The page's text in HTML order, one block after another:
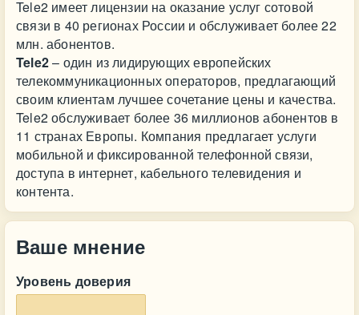
Tele2 имеет лицензии на оказание услуг сотовой
связи в 40 регионах России и обслуживает более 22
млн. абонентов.
Tele2– один из лидирующих европейских
телекоммуникационных операторов, предлагающий
своим клиентам лучшее сочетание цены и качества.
Tele2 обслуживает более 36 миллионов абонентов в
11 странах Европы. Компания предлагает услуги
мобильной и фиксированной телефонной связи,
доступа в интернет, кабельного телевидения и
контента.
Ваше мнение
Уровень доверия